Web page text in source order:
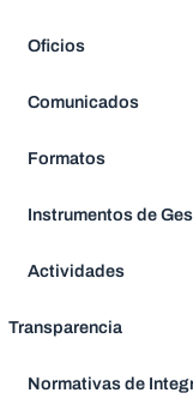
Oficios
Comunicados
Formatos
Instrumentos de
Actividades
Transparencia
Normativas de